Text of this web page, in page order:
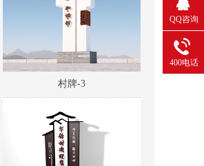
村牌-3
QQ咨询
400电话